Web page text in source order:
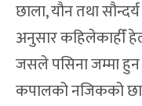
छाला, यौन तथा
अनुसार कहिलेकाहीँ
जसले पसिना जम्मा
कपालको नजिकको